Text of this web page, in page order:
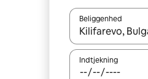
Beliggenhed
Når resultaterne
Indtjekning